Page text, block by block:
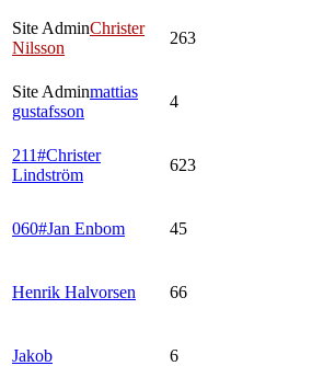
Site AdminChrister
Nilsson
263
Site Adminmattias
gustafsson
4
211#Christer
Lindström
623
060#Jan Enbom 45
Henrik Halvorsen 66
Jakob 6